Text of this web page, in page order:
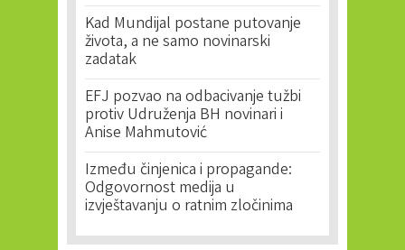
Kad Mundijal postane putovanje
života, a ne samo novinarski
zadatak
EFJ pozvao na odbacivanje tužbi
protiv Udruženja BH novinari i
Anise Mahmutović
Između činjenica i propagande:
Odgovornost medija u
izvještavanju o ratnim zločinima